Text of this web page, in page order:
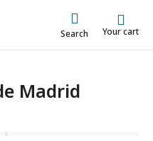
Search Your cart
Madrid